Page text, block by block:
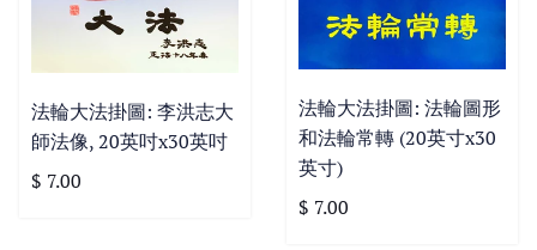
法輪大法掛圖: 李洪志大
師法像, 20英吋x30英吋
$ 7.00
法輪大法掛圖: 法輪圖形
和法輪常轉 (20英寸x30
英寸)
$ 7.00